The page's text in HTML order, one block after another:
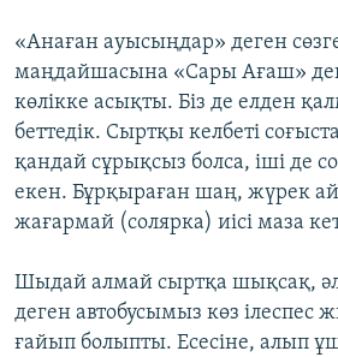
«Анаған ауысыңдар» деген
маңдайшасына «Сары Ағаш»
көлікке асықты. Біз де елден
беттедік. Сыртқы келбеті
қандай сұрықсыз болса, іші де
екен. Бұрқыраған шаң, жүрек
жағармай (солярка) иісі маза
Шыдай алмай сыртқа шықсақ,
деген автобусымыз көз
ғайып болыпты. Есесіне, алып